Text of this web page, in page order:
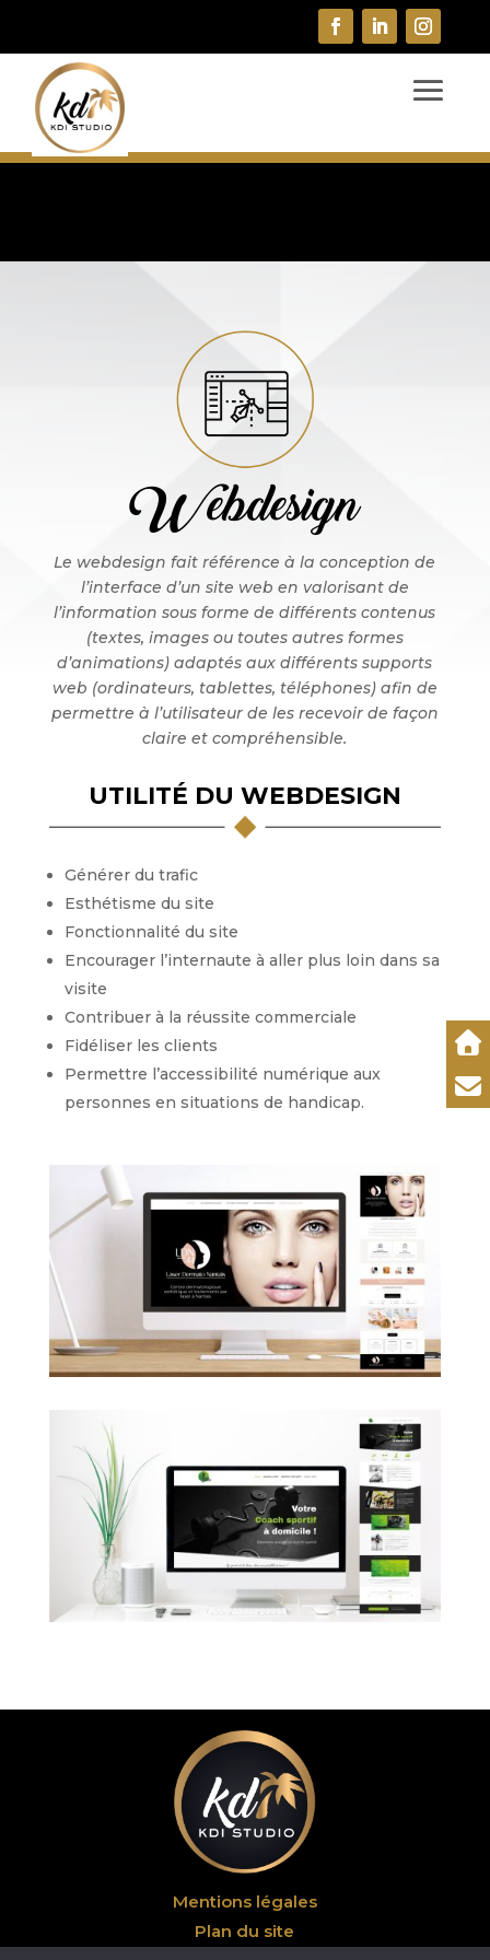
Webdesign
Le webdesign fait référence à la conception de
l’interface d’un site web en valorisant de
l’information sous forme de différents contenus
(textes, images ou toutes autres formes
d’animations) adaptés aux différents supports
web (ordinateurs, tablettes, téléphones) afin de
permettre à l’utilisateur de les recevoir de façon
claire et compréhensible.
UTILITÉ DU WEBDESIGN
Générer du trafic
Esthétisme du site
Fonctionnalité du site
Encourager l’internaute à aller plus loin dans sa
visite
Contribuer à la réussite commerciale
Fidéliser les clients
Permettre l’accessibilité numérique aux
personnes en situations de handicap.
Mentions légales
Plan du site